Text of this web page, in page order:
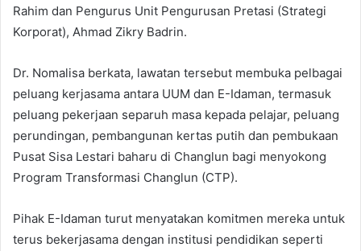
Rahim dan Pengurus Unit Pengurusan Pretasi (Strategi
Korporat), Ahmad Zikry Badrin.
Dr. Nomalisa berkata, lawatan tersebut membuka pelbagai
peluang kerjasama antara UUM dan E-Idaman, termasuk
peluang pekerjaan separuh masa kepada pelajar, peluang
perundingan, pembangunan kertas putih dan pembukaan
Pusat Sisa Lestari baharu di Changlun bagi menyokong
Program Transformasi Changlun (CTP).
Pihak E-Idaman turut menyatakan komitmen mereka untuk
terus bekerjasama dengan institusi pendidikan seperti